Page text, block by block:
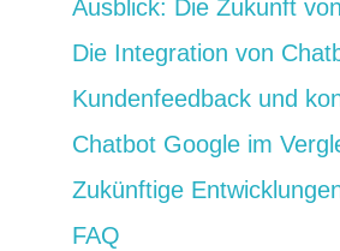
Ausblick: Die Zukunft
Die Integration von
Kundenfeedback und
Chatbot Google im
Zukünftige
FAQ